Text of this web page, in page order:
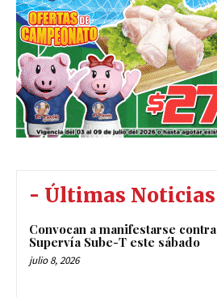
- Últimas Noticias
Convocan a manifestarse contra
Supervía Sube-T este sábado
julio 8, 2026